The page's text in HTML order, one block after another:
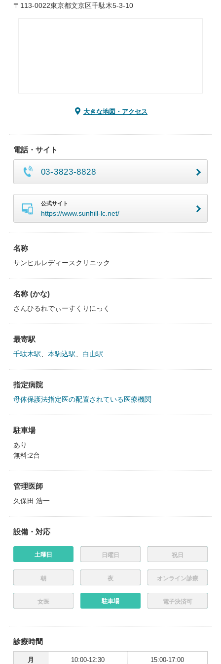
〒113-0022東京都文京区千駄木5-3-10
大きな地図・アクセス
電話・サイト
03-3823-8828
公式サイト
https://www.sunhill-lc.net/
名称
サンヒルレディースクリニック
名称 (かな)
さんひるれでぃーすくりにっく
最寄駅
千駄木駅 本駒込駅 白山駅
指定病院
母体保護法指定医の配置されている医療機関
駐車場
あり
無料:2台
管理医師
久保田 浩一
設備・対応
土曜日 日曜日 祝日
朝 夜 オンライン診療
女医 駐車場 電子決済可
診療時間
月 10:00-12:30 15:00-17:00